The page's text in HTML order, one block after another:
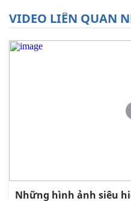
VIDEO LIÊN QUAN
Những hình ảnh siêu